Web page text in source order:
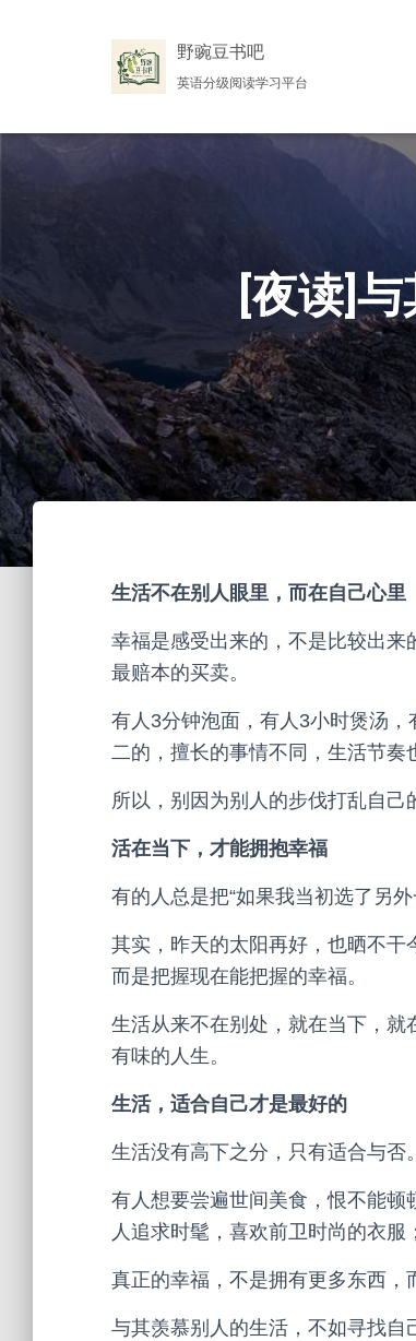
野豌豆书吧
英语分级阅读学习平台
[夜读]
生活不在别人眼里，而在自己心里
幸福是感受出来的，不是比较出
最赔本的买卖。
有人3分钟泡面，有人3小时煲汤
二的，擅长的事情不同，生活节奏
所以，别因为别人的步伐打乱自己
活在当下，才能拥抱幸福
有的人总是把“如果我当初选了另
其实，昨天的太阳再好，也晒不干
而是把握现在能把握的幸福。
生活从来不在别处，就在当下，
有味的人生。
生活，适合自己才是最好的
生活没有高下之分，只有适合与否。
有人想要尝遍世间美食，恨不能
人追求时髦，喜欢前卫时尚的衣服
真正的幸福，不是拥有更多东西，
与其羡慕别人的生活，不如寻找